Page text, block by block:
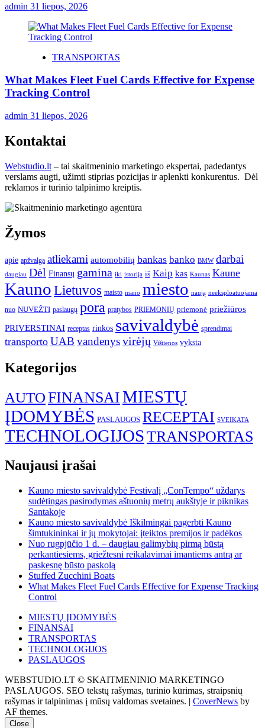
admin 31 liepos, 2026
TRANSPORTAS
What Makes Fleet Fuel Cards Effective for Expense
Tracking Control
admin 31 liepos, 2026
Kontaktai
Webstudio.lt – tai skaitmeninio marketingo ekspertai, padedantys
verslams augti, užimti stiprias pozicijas ir aplenkti konkurentus. Dėl
reklamos ir turinio talpinimo kreiptis.
Žymos
apie apžvalga atliekami automobilių bankas banko BMW darbai
daugiau Dėl Finansų gamina iki istorija iš Kaip kas Kaunas Kaune
KaunoLietuvos maisto mano miesto naują neeksploatuojama
nuo NUVEŽTI paslaugų pora pratybos PRIEMONIŲ priemonė priežiūros
PRIVERSTINAI receptas rinkos savivaldybė sprendimai
transporto UAB vandenysvirėjų Vištienos vyksta
Kategorijos
AUTOFINANSAIMIESTŲ
ĮDOMYBĖS PASLAUGOS RECEPTAI SVEIKATA
TECHNOLOGIJOSTRANSPORTAS
Naujausi įrašai
Kauno miesto savivaldybė Festivalį „ConTempo“ uždarys
sudėtingas pasirodymas aštuonių metrų aukštyje ir piknikas
Santakoje
Kauno miesto savivaldybė Iškilmingai pagerbti Kauno
šimtukininkai ir jų mokytojai: įteiktos premijos ir padėkos
Nuo rugpjūčio 1 d. – daugiau galimybių pirmą būstą
perkantiesiems, griežtesni reikalavimai imantiems antrą ar
paskesnę būsto paskolą
Stuffed Zucchini Boats
What Makes Fleet Fuel Cards Effective for Expense Tracking
Control
MIESTŲ ĮDOMYBĖS
FINANSAI
TRANSPORTAS
TECHNOLOGIJOS
PASLAUGOS
WEBSTUDIO.LT © SKAITMENINIO MARKETINGO
PASLAUGOS. SEO tekstų rašymas, turinio kūrimas, straipsnių
rašymas ir talpinimas į mūsų valdomas svetaines. | CoverNews by
AF themes.
Close